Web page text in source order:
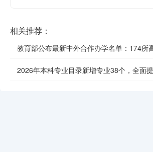
相关推荐：
教育部公布最新中外合作办学名单：174所
2026年本科专业目录新增专业38个，全面